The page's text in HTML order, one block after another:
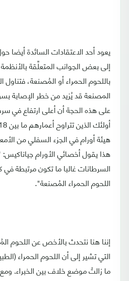
يعود أحد الاعتقادات السائدة أيضا
إلى بعض الجوانب المتعلِّقة بالأنظمة
باللحوم الحمراء أو المُصنعة،
المصنعة قد يُزيد من خطر الإصابة
على هذه الحجة أن أعلى ارتفاع في
هيئة أورام في الجزء السفلي من
هذا يقول أخصائي الأورام
السرطانات غالبا ما تكون مرتبطة في
اللحوم الحمراء المُصنعة".
إننا هنا نتحدث بالأخص عن اللحوم
التي تشير إلى أن اللحوم الحمراء
ما زالتْ موضع خلاف بين الخبراء.